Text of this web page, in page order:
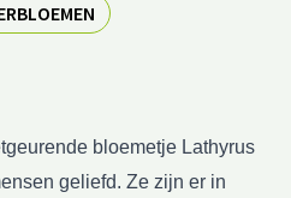
bloemetje Lathyrus
geliefd. Ze zijn er in